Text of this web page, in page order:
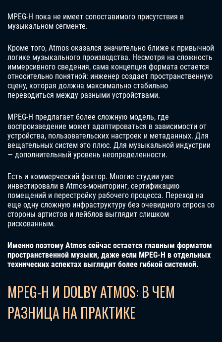
MPEG-H пока не имеет сопоставимого присутствия в
музыкальном сегменте.
Кроме того, Atmos оказался значительно ближе к привычной
логике музыкального производства. Несмотря на сложность
иммерсивного сведения, сама концепция формата остается
относительно понятной: инженер создает пространственную
сцену, которая должна максимально стабильно
переводиться между разными устройствами.
MPEG-H предлагает более сложную модель, где
воспроизведение может адаптироваться в зависимости от
устройства, пользовательских настроек и метаданных. Для
вещательных систем это плюс. Для музыкальной индустрии
— дополнительный уровень неопределенности.
Есть и коммерческий фактор. Многие студии уже
инвестировали в Atmos-мониторинг, сертификацию
помещений и перестройку рабочего процесса. Переход на
еще одну сложную инфраструктуру без очевидного спроса со
стороны артистов и лейблов выглядит слишком
рискованным.
Именно поэтому Atmos сейчас остается главным форматом
пространственной музыки, даже если MPEG-H в отдельных
технических аспектах выглядит более гибкой системой.
MPEG-H И DOLBY ATMOS: В ЧЕМ
РАЗНИЦА НА ПРАКТИКЕ